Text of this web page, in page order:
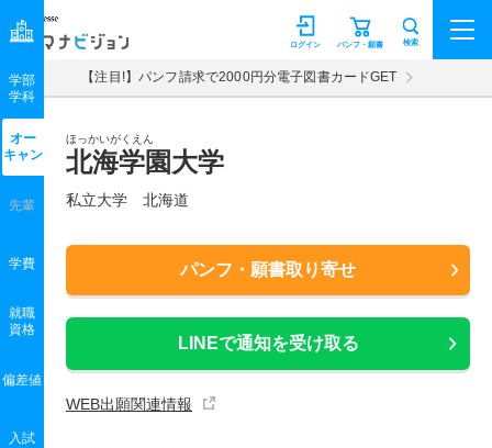
マナビジョン パンフ・願書
ログイン 検索
【注目!】パンフ請求で2000円分電子図書カードGET
ほっかいがくえん
北海学園大学
私立大学 北海道
パンフ・願書取り寄せ
LINEで通知を受け取る
WEB出願関連情報
学部
学科
オー
キャン
先輩
学費
就職
資格
偏差値
入試